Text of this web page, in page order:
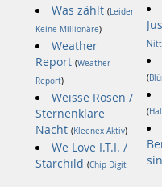
Was zählt (Leider
Keine Millionäre)
Weather
Report (Weather
Report)
Weisse Rosen /
Sternenklare
Nacht (Kleenex Aktiv)
We Love I.T.I. /
Starchild (Chip Digit
(
(